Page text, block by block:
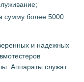
сумму более 5000
и надежных
Аппараты служат